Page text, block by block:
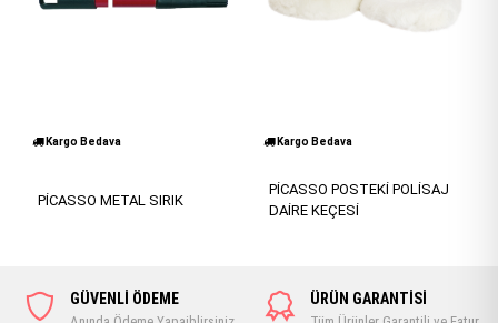
Kargo Bedava
PİCASSO METAL SIRIK
Kargo Bedava
PİCASSO POSTEKİ POLİSAJ
DAİRE KEÇESİ
GÜVENLİ ÖDEME ÜRÜN GARANTİSİ